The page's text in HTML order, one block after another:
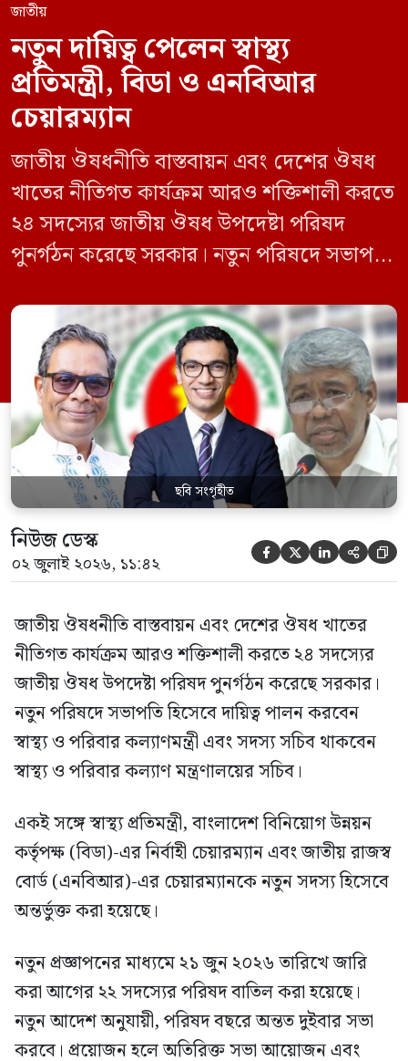
জাতীয়
নতুন দায়িত্ব পেলেন স্বাস্থ্য
প্রতিমন্ত্রী, বিডা ও এনবিআর
চেয়ারম্যান
জাতীয় ঔষধনীতি বাস্তবায়ন এবং দেশের ঔষধ
খাতের নীতিগত কার্যক্রম আরও শক্তিশালী করতে
২৪ সদস্যের জাতীয় ঔষধ উপদেষ্টা পরিষদ
পুনর্গঠন করেছে সরকার। নতুন পরিষদে সভাপতি
কল্যাণমন্ত্রী এবং সদস্য সচিব থাকবেন স্বাস্থ্য ও
পরিবার কল্যাণ মন্ত্রণালয়ের সচিব। একই সঙ্গে
স্বাস্থ্য প্রতিমন্ত্রী, বাংলাদেশ বিনিয়োগ উন্নয়ন
কর্তৃপক্ষ (বিডা)-এর নির্বাহী চেয়ারম্যান এবং
জাতীয় […]
ছবি সংগৃহীত
নিউজ ডেস্ক
০২ জুলাই ২০২৬, ১১:৪২     
জাতীয় ঔষধনীতি বাস্তবায়ন এবং দেশের ঔষধ খাতের
নীতিগত কার্যক্রম আরও শক্তিশালী করতে ২৪ সদস্যের
জাতীয় ঔষধ উপদেষ্টা পরিষদ পুনর্গঠন করেছে সরকার।
নতুন পরিষদে সভাপতি হিসেবে দায়িত্ব পালন করবেন
স্বাস্থ্য ও পরিবার কল্যাণমন্ত্রী এবং সদস্য সচিব থাকবেন
স্বাস্থ্য ও পরিবার কল্যাণ মন্ত্রণালয়ের সচিব।
একই সঙ্গে স্বাস্থ্য প্রতিমন্ত্রী, বাংলাদেশ বিনিয়োগ উন্নয়ন
কর্তৃপক্ষ (বিডা)-এর নির্বাহী চেয়ারম্যান এবং জাতীয় রাজস্ব
বোর্ড (এনবিআর)-এর চেয়ারম্যানকে নতুন সদস্য হিসেবে
অন্তর্ভুক্ত করা হয়েছে।
নতুন প্রজ্ঞাপনের মাধ্যমে ২১ জুন ২০২৬ তারিখে জারি
করা আগের ২২ সদস্যের পরিষদ বাতিল করা হয়েছে।
নতুন আদেশ অনুযায়ী, পরিষদ বছরে অন্তত দুইবার সভা
করবে। প্রয়োজন হলে অতিরিক্ত সভা আয়োজন এবং